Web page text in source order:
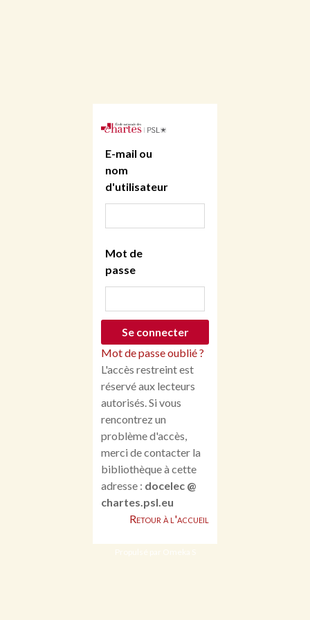
E-mail ou
nom
d'utilisateur
Mot de
passe
Mot de passe oublié ?
L'accès restreint est
réservé aux lecteurs
autorisés. Si vous
rencontrez un
problème d'accès,
merci de contacter la
bibliothèque à cette
adresse : docelec @
chartes.psl.eu
Retour à l'accueil
Propulsé par Omeka S